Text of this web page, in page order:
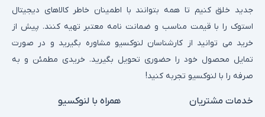
جدید خلق کنیم تا همه بتوانند با اطمینان خاطر کالاهای دیجیتال
استوک را با قیمت مناسب و ضمانت نامه معتبر تهیه کنند. پیش از
خرید می توانید از کارشناسان لنوکسیو مشاوره بگیرید و در صورت
تمایل محصول خود را حضوری تحویل بگیرید. خریدی مطمئن و به
صرفه را با لنوکسیو تجربه کنید!
خدمات مشتریان همراه با لنوکسیو